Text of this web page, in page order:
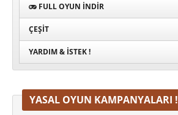
FULL OYUN İNDIR
ÇEŞIT
YARDIM & İSTEK !
YASAL OYUN KAMPANYALARI !